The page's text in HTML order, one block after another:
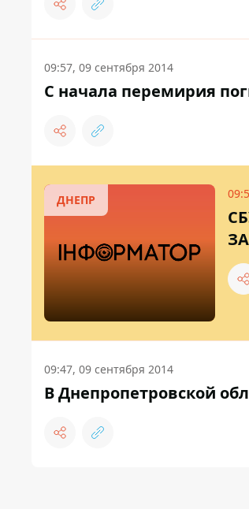
09:57, 09 сентября 2014
С начала перемирия
ДНЕПР
09:47, 09 сентября 2014
В Днепропетровской